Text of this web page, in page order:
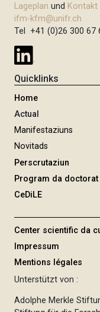
Lageplan und Kontakt
ifm-kfm@unifr.ch
Tel +41 (0)26 300 67
Quicklinks
Home
Actual
Manifestaziuns
Novitads
Perscrutaziun
Program da doctorat
CeDiLE
Center scientific da
Impressum
Mentions légales
Unterstützt von :
Adolphe Merkle